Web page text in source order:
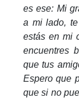
es ese: Mi
a mi lado,
estás en mi
encuentres
que tus
Espero que
que si no